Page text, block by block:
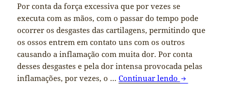
Por conta da força excessiva que por vezes se
executa com as mãos, com o passar do tempo pode
ocorrer os desgastes das cartilagens, permitindo que
os ossos entrem em contato uns com os outros
causando a inflamação com muita dor. Por conta
desses desgastes e pela dor intensa provocada pelas
inflamações, por vezes, o …Continuar lendo Remédio